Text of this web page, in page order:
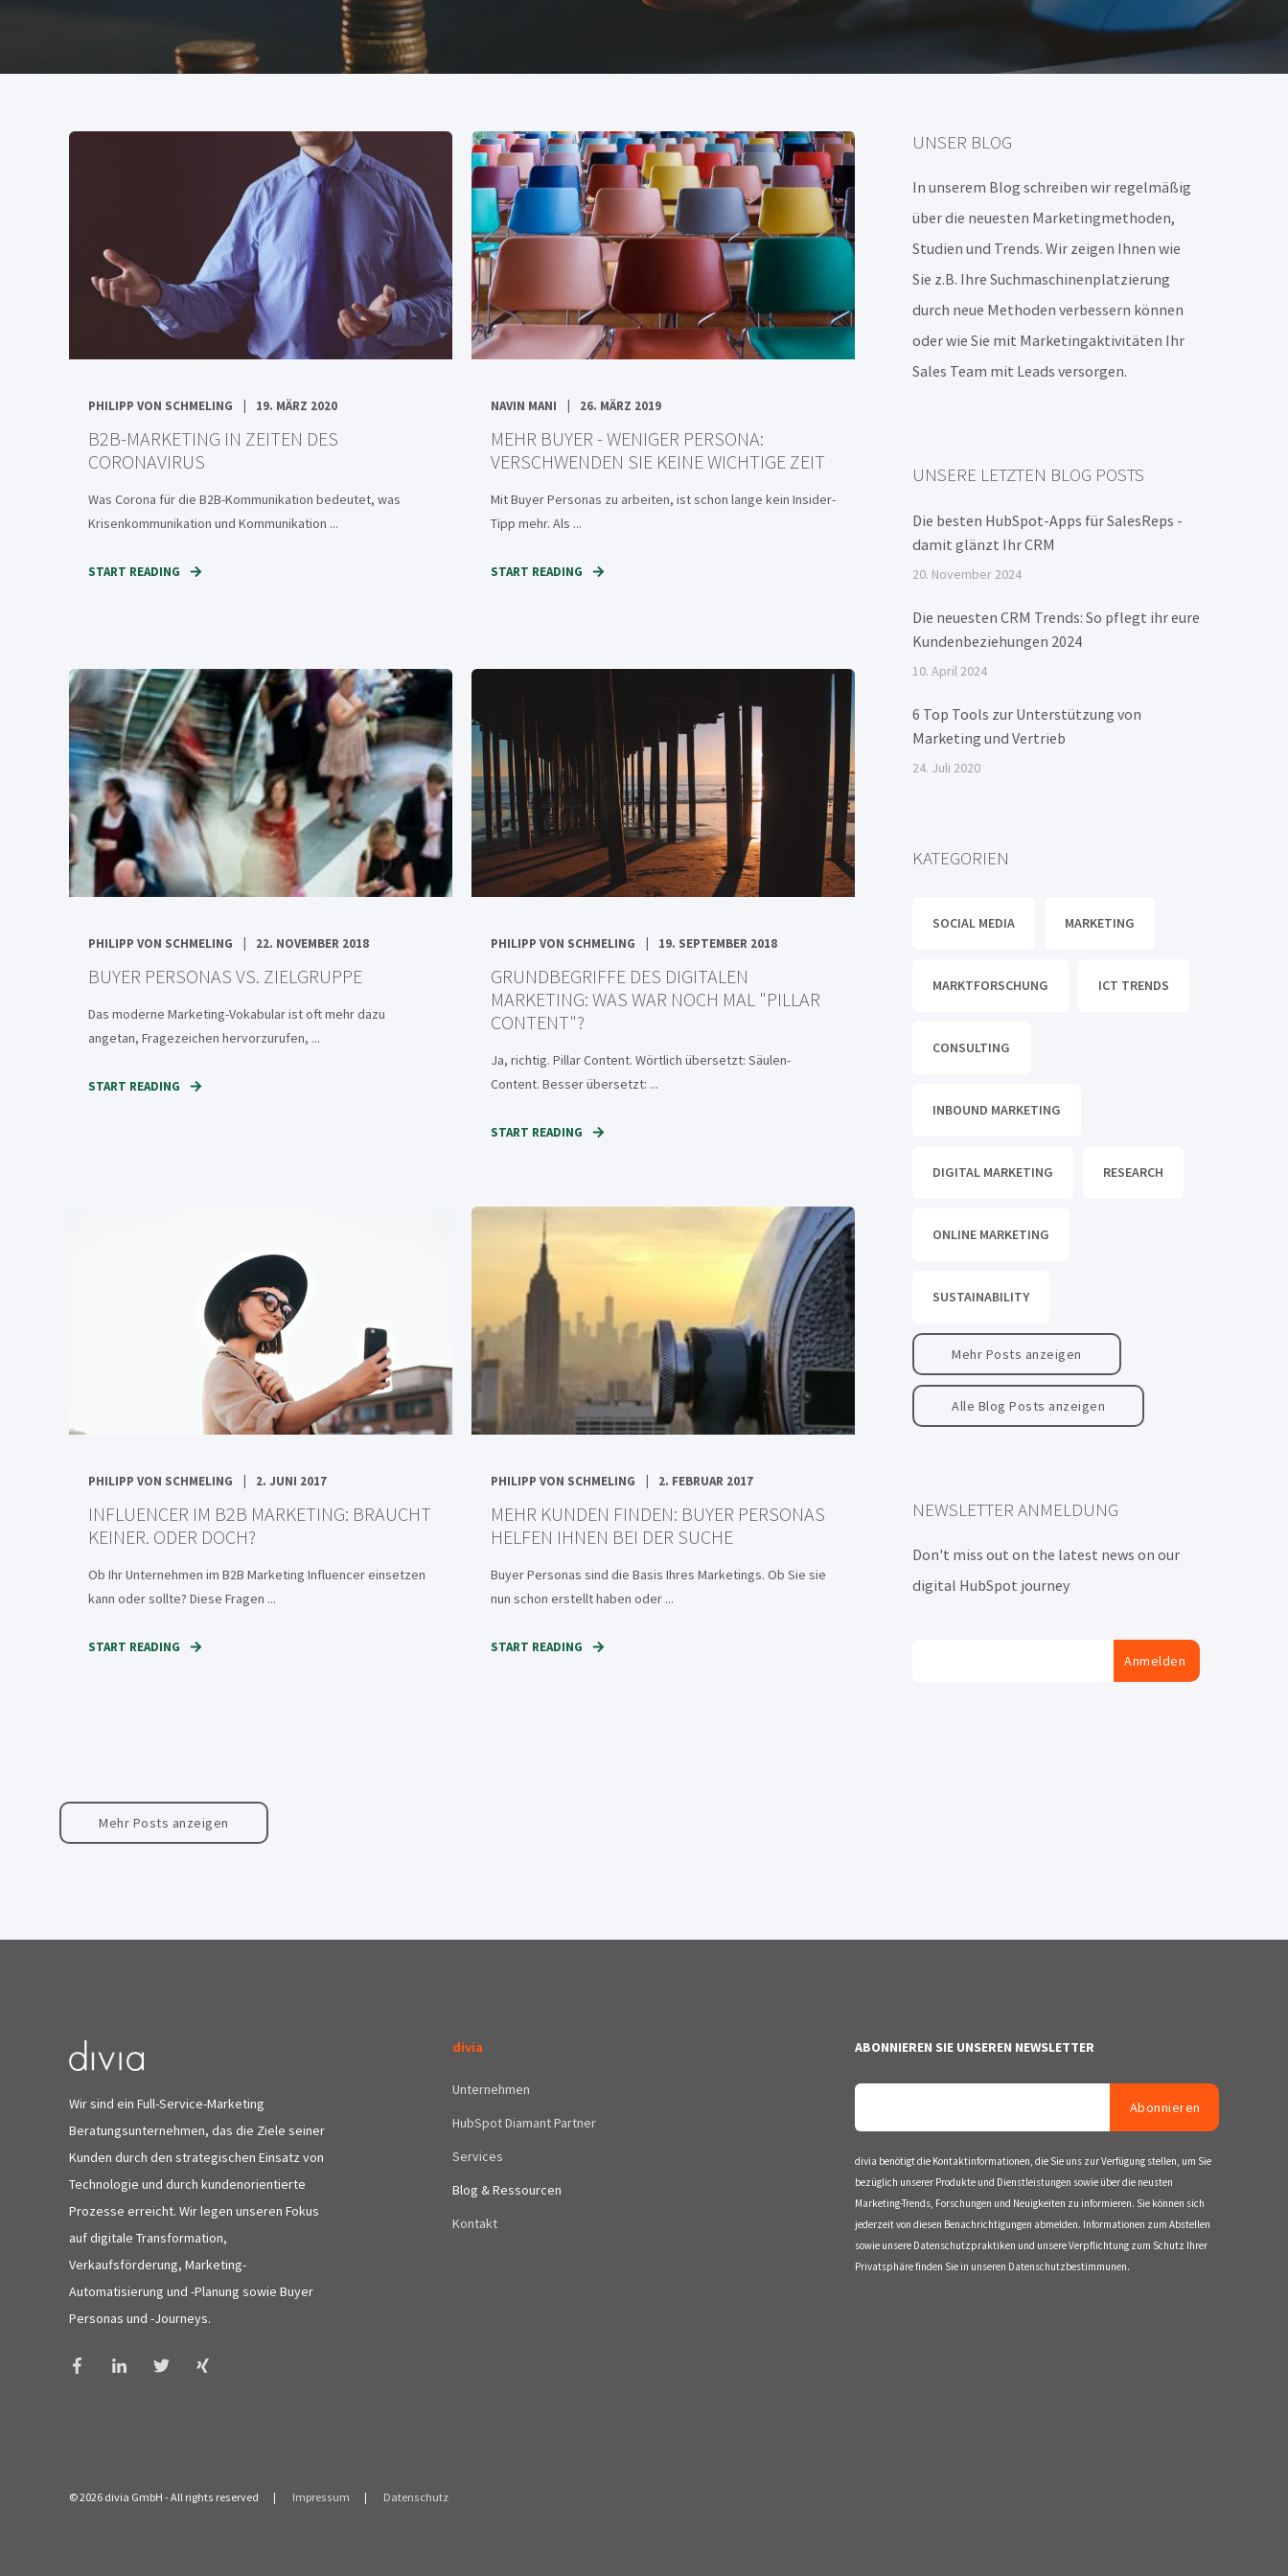
PHILIPP VON SCHMELING 19. MÄRZ 2020
B2B-MARKETING IN ZEITEN DES
CORONAVIRUS
Was Corona für die B2B-Kommunikation bedeutet, was
Krisenkommunikation und Kommunikation ...
START READING
NAVIN MANI 26. MÄRZ 2019
MEHR BUYER - WENIGER PERSONA:
VERSCHWENDEN SIE KEINE WICHTIGE ZEIT
Mit Buyer Personas zu arbeiten, ist schon lange kein Insider-
Tipp mehr. Als ...
START READING
PHILIPP VON SCHMELING 22. NOVEMBER 2018
BUYER PERSONAS VS. ZIELGRUPPE
Das moderne Marketing-Vokabular ist oft mehr dazu
angetan, Fragezeichen hervorzurufen, ...
START READING
PHILIPP VON SCHMELING 19. SEPTEMBER 2018
GRUNDBEGRIFFE DES DIGITALEN
MARKETING: WAS WAR NOCH MAL "PILLAR
CONTENT"?
Ja, richtig. Pillar Content. Wörtlich übersetzt: Säulen-
Content. Besser übersetzt: ...
START READING
PHILIPP VON SCHMELING 2. JUNI 2017
INFLUENCER IM B2B MARKETING: BRAUCHT
KEINER. ODER DOCH?
Ob Ihr Unternehmen im B2B Marketing Influencer einsetzen
kann oder sollte? Diese Fragen ...
START READING
PHILIPP VON SCHMELING 2. FEBRUAR 2017
MEHR KUNDEN FINDEN: BUYER PERSONAS
HELFEN IHNEN BEI DER SUCHE
Buyer Personas sind die Basis Ihres Marketings. Ob Sie sie
nun schon erstellt haben oder ...
START READING
UNSER BLOG
In unserem Blog schreiben wir regelmäßig
über die neuesten Marketingmethoden,
Studien und Trends. Wir zeigen Ihnen wie
Sie z.B. Ihre Suchmaschinenplatzierung
durch neue Methoden verbessern können
oder wie Sie mit Marketingaktivitäten Ihr
Sales Team mit Leads versorgen.
UNSERE LETZTEN BLOG POSTS
Die besten HubSpot-Apps für SalesReps -
damit glänzt Ihr CRM
20. November 2024
Die neuesten CRM Trends: So pflegt ihr eure
Kundenbeziehungen 2024
10. April 2024
6 Top Tools zur Unterstützung von
Marketing und Vertrieb
24. Juli 2020
KATEGORIEN
SOCIAL MEDIA MARKETING
MARKTFORSCHUNG ICT TRENDS
CONSULTING
INBOUND MARKETING
DIGITAL MARKETING RESEARCH
ONLINE MARKETING
SUSTAINABILITY
Mehr Posts anzeigen
Alle Blog Posts anzeigen
NEWSLETTER ANMELDUNG
Don't miss out on the latest news on our
digital HubSpot journey
Mehr Posts anzeigen
Wir sind ein Full-Service-Marketing
Beratungsunternehmen, das die Ziele seiner
Kunden durch den strategischen Einsatz von
Technologie und durch kundenorientierte
Prozesse erreicht. Wir legen unseren Fokus
auf digitale Transformation,
Verkaufsförderung, Marketing-
Automatisierung und -Planung sowie Buyer
Personas und -Journeys.
divia
Unternehmen
HubSpot Diamant Partner
Services
Blog & Ressourcen
Kontakt
ABONNIEREN SIE UNSEREN NEWSLETTER
divia benötigt die Kontaktinformationen, die Sie uns zur Verfügung stellen, um Sie
bezüglich unserer Produkte und Dienstleistungen sowie über die neusten
Marketing-Trends, Forschungen und Neuigkeiten zu informieren. Sie können sich
jederzeit von diesen Benachrichtigungen abmelden. Informationen zum Abstellen
sowie unsere Datenschutzpraktiken und unsere Verpflichtung zum Schutz Ihrer
Privatsphäre finden Sie in unseren Datenschutzbestimmunen.
© 2026 divia GmbH - All rights reserved Impressum Datenschutz